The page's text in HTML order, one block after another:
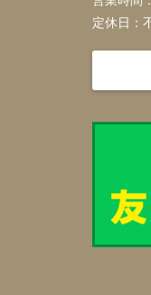
定休日：